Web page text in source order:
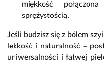
miękkość
sprężystością.
Jeśli budzisz się z bólem
lekkość i naturalność –
uniwersalności i łatwej